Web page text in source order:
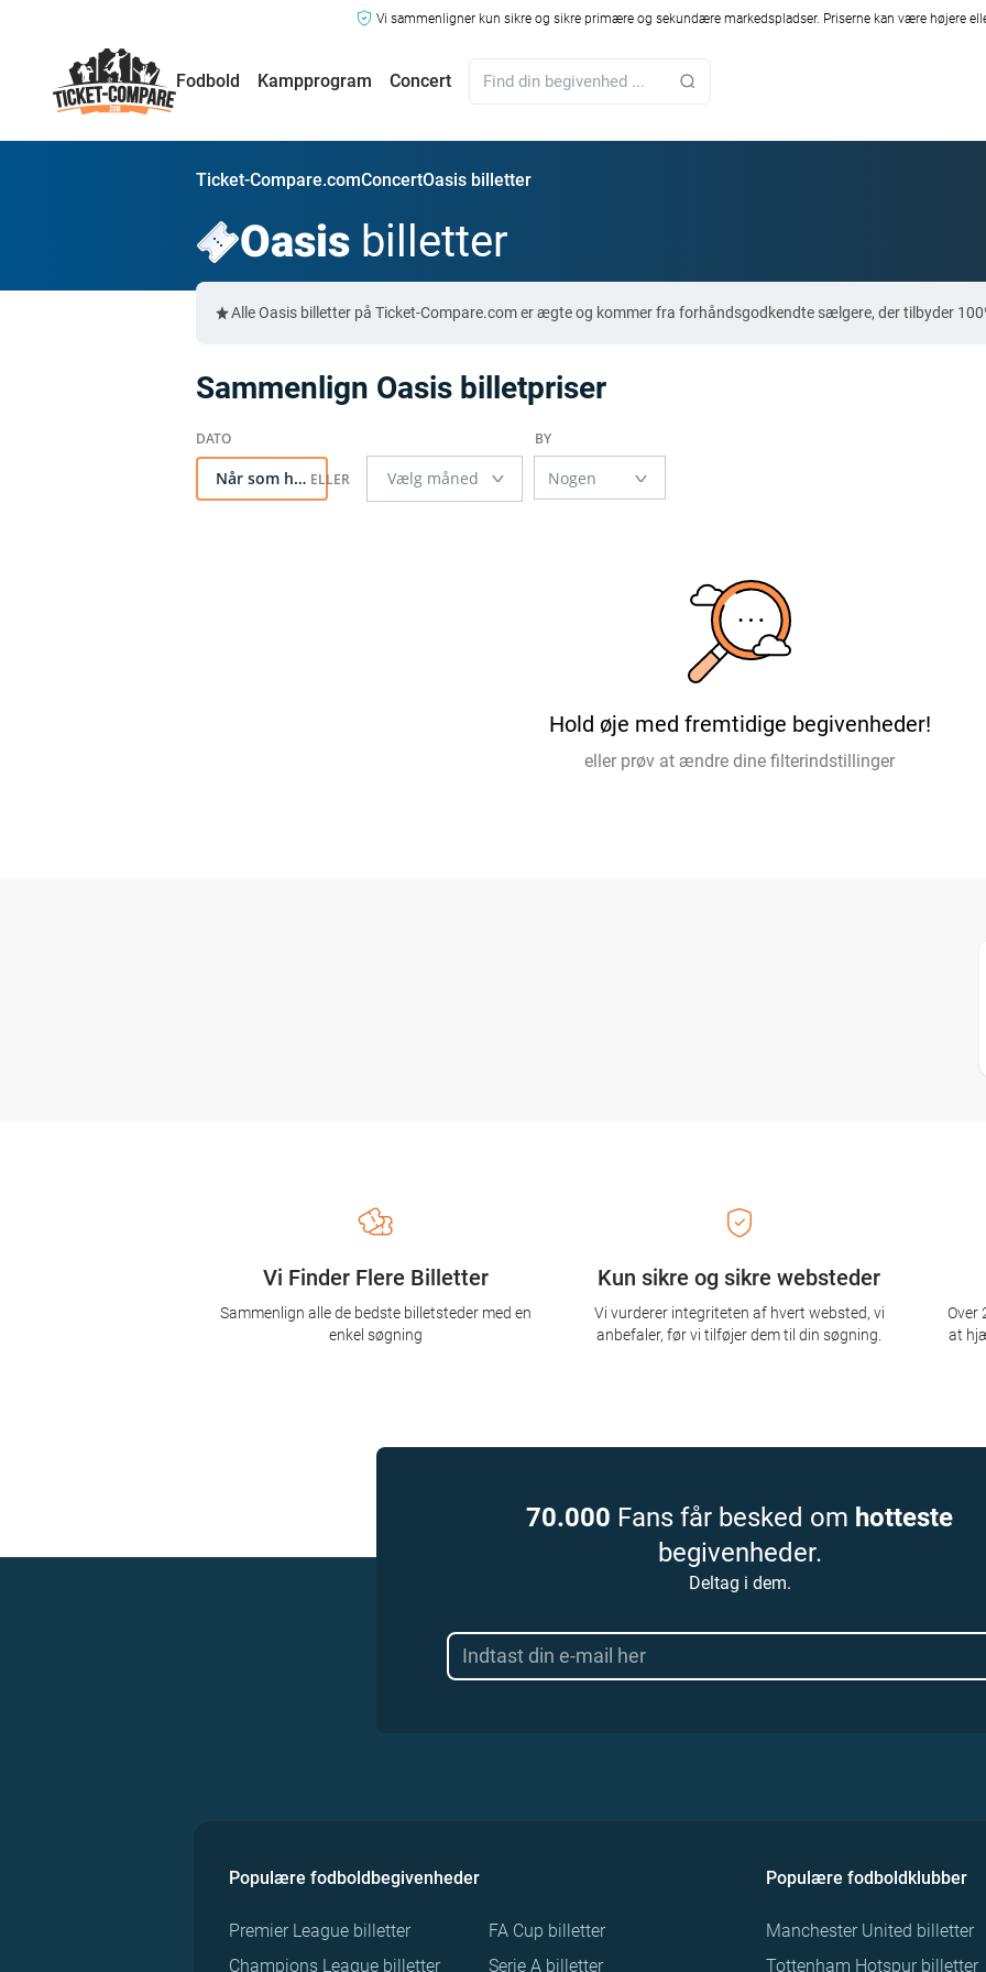
Vi sammenligner kun sikre og sikre primære og sekundære markedspladser. Priserne kan være højere
Fodbold Kampprogram Concert
Ticket-Compare.comConcertOasis billetter
Oasis billetter
Alle Oasis billetter på Ticket-Compare.com er ægte og kommer fra forhåndsgodkendte sælgere, der tilbyder
Sammenlign Oasis billetpriser
Når som helst
Hold øje med fremtidige begivenheder!
eller prøv at ændre dine filterindstillinger
Kun sikre og sikre websteder
Vi vurderer integriteten af ​​hvert websted, vi
anbefaler, før vi tilføjer dem til din søgning.
Vi Finder Flere Billetter
Sammenlign alle de bedste billetsteder med en
enkel søgning
Over
at
70.000 Fans får besked om hotteste
begivenheder.
Deltag i dem.
Populære fodboldbegivenheder
Premier League billetter
Champions League billetter
FA Cup billetter
Serie A billetter
Populære fodboldklubber
Manchester United billetter
Tottenham Hotspur billetter